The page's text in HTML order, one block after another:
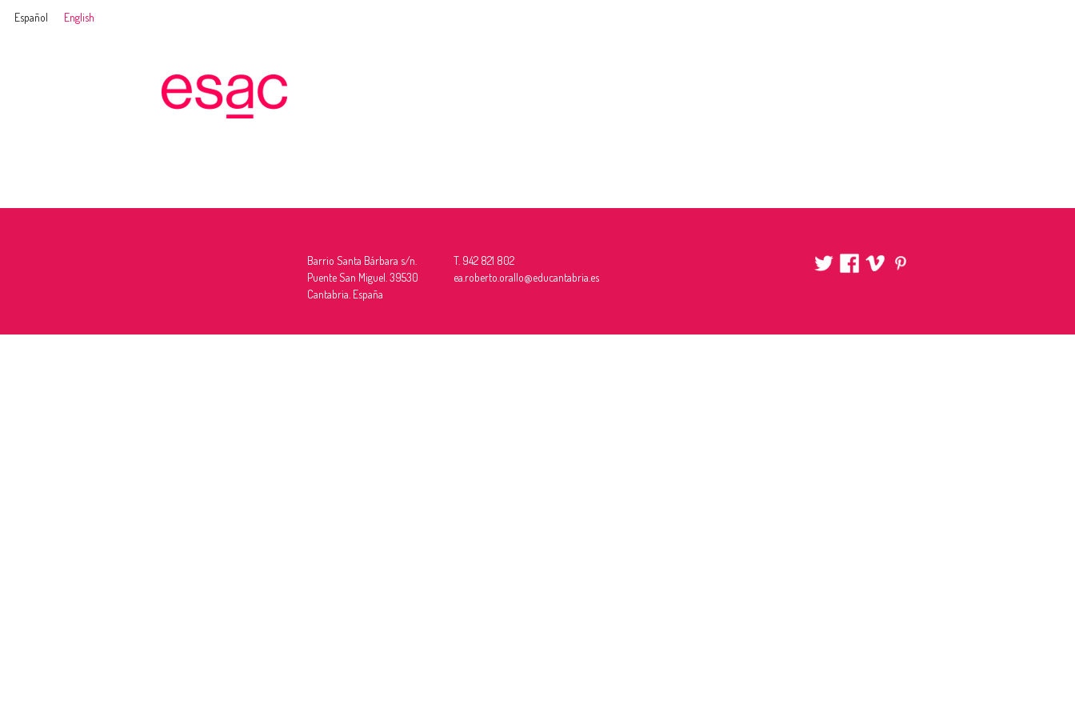
Español English
Barrio Santa Bárbara s/n.
Puente San Miguel. 39530
Cantabria. España
T. 942 821 802
ea.roberto.orallo@educantabria.es